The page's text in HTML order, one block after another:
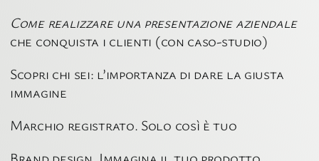
Come realizzare una presentazione aziendale
che conquista i clienti (con caso-studio)
Scopri chi sei: l’importanza di dare la giusta
immagine
Marchio registrato. Solo così è tuo